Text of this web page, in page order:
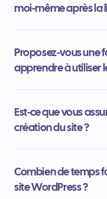
moi-même après la
Proposez-vous une
apprendre à utiliser
Est-ce que vous
création du site ?
Combien de temps
site WordPress ?